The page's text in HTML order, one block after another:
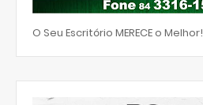
O Seu Escritório MERECE o Melhor!